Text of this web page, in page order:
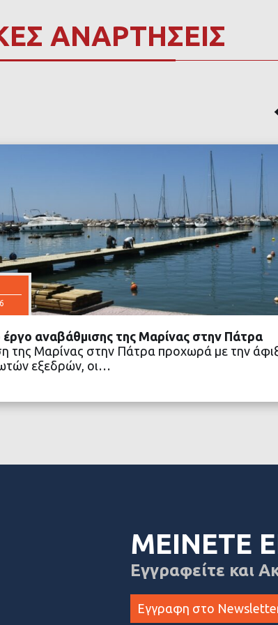
ΑΝΑΡΤΗΣΕΙΣ
ΔΙΑΒΑΣΤΕ ΠΕΡΙΣΣΟΤΕΡΑ
αναβάθμισης της Μαρίνας στην Πάτρα
της Μαρίνας στην Πάτρα προχωρά με την
εξεδρών, οι…
ΜΕΙΝΕΤΕ
Εγγραφείτε και
Εγγραφη στο